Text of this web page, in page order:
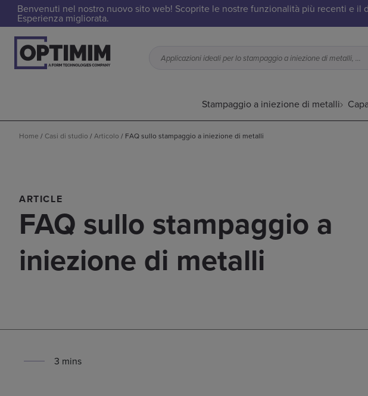
Benvenuti nel nostro nuovo sito web! Scoprite le nostre funzionalità più recenti e il
Esperienza migliorata.
Applicazioni ideali per lo stampaggio a iniezione di metalli, opzioni di finitura superficiale ecc.
Stampaggio a iniezione di metalli
Home / Casi di studio /Articolo / FAQ sullo stampaggio a iniezione di metalli
ARTICLE
FAQ sullo stampaggio a
iniezione di metalli
3 mins